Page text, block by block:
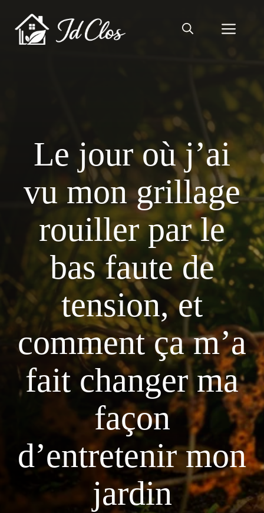
contenu
Le jour où j’ai
vu mon grillage
rouiller par le
bas faute de
tension, et
comment ça m’a
fait changer ma
façon
d’entretenir mon
jardin